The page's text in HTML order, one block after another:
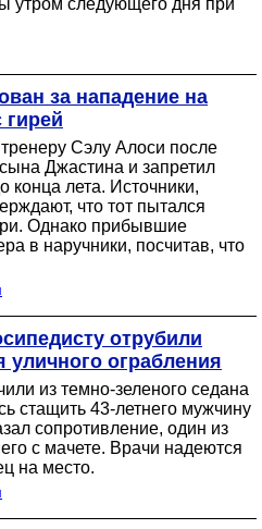
утром следующего дня при
за нападение на
гирей
Сэлу Алоси после
Джастина и запретил
конца лета. Источники,
что тот пытался
Однако прибывшие
в наручники, посчитав, что
отрубили
уличного ограбления
из темно-зеленого седана
стащить 43-летнего мужчину
сопротивление, один из
с мачете. Врачи надеются
на место.